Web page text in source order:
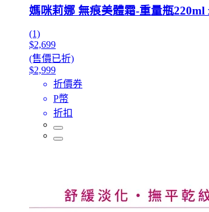
媽咪莉娜 無痕美體霜-重量瓶
(1)
$2,699
(售價已折)
$2,999
折價券
P幣
折扣